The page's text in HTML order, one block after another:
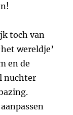
toch van
wereldje’
en de
nuchter